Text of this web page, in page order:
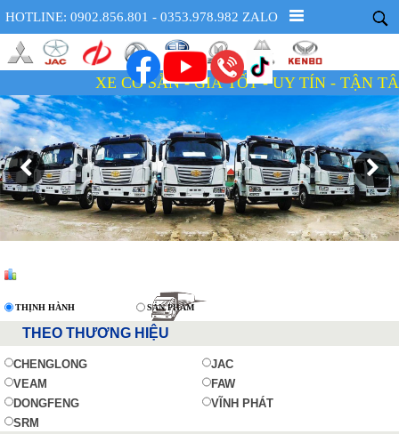
HOTLINE: 0902.856.801 - 0353.978.982 ZALO
SẴN - GIÁ TỐT - UY TÍN - TẬN TÂM
THỊNH HÀNH SẢN PHẨM
THEO THƯƠNG HIỆU
CHENGLONG
JAC
VEAM
FAW
DONGFENG
VĨNH PHÁT
SRM